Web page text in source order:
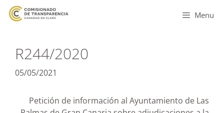
Menu
R244/2020
05/05/2021
Petición de información al Ayuntamiento de Las